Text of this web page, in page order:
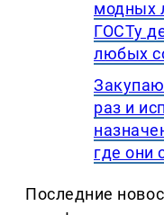
модных
ГОСТу
любых
раз и
где они
Последние